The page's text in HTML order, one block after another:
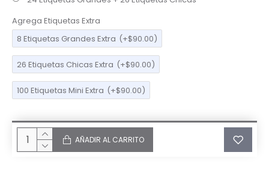
Agrega Etiquetas Extra
8 Etiquetas Grandes Extra (+$90.00)
26 Etiquetas Chicas Extra (+$90.00)
100 Etiquetas Mini Extra (+$90.00)
AÑADIR AL CARRITO